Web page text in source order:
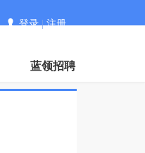
登录|注册
蓝领招聘